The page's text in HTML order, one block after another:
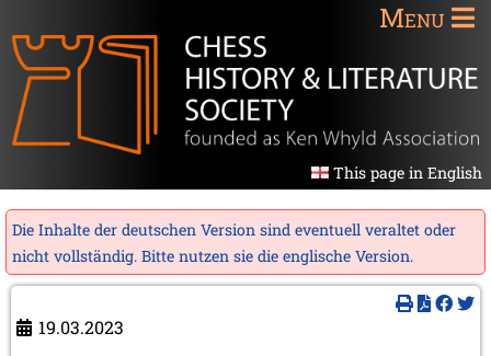
Menu
This page in English
Die Inhalte der deutschen Version sind eventuell veraltet oder
nicht vollständig. Bitte nutzen sie die englische Version.
19.03.2023